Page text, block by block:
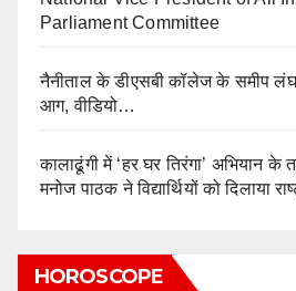
Parliament Committee
नैनीताल के डीएसबी कॉलेज के समीप
आग, वीडियो…
कालाढूंगी में ‘हर घर तिरंगा’ अभियान के
मनोज पाठक ने विद्यार्थियों को दिलाया
HOROSCOPE